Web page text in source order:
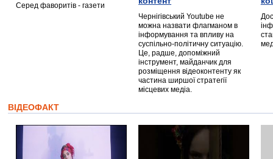
Серед фаворитів - газети
Чернігівський Youtube не
можна назвати флагманом в
інформування та впливу на
суспільно-політичну ситуацію.
Це, радше, допоміжний
інструмент, майданчик для
розміщення відеоконтенту як
частина ширшої стратегії
місцевих медіа.
ВІДЕОФАКТ